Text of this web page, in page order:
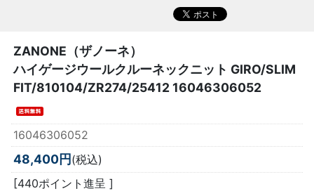
ZANONE（ザノーネ）
ハイゲージウールクルーネックニット GIRO/SLIM
FIT/810104/ZR274/25412 16046306052
16046306052
48,400円(税込)
[440ポイント進呈 ]